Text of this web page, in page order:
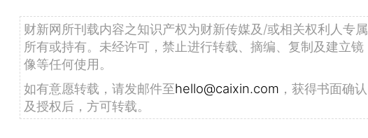
财新网所刊载内容之知识产权为财新传媒及/或相关权利人专属
所有或持有。未经许可，禁止进行转载、摘编、复制及建立镜
像等任何使用。
如有意愿转载，请发邮件至hello@caixin.com ，获得书面确认
及授权后，方可转载。